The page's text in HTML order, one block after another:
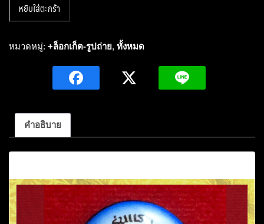
ล็อก
ฉาก
อาจารย์
ถาวร
วโร
หลัง
มี
เกสา
หยิบใส่ตะกร้า
หมวดหมู่: +ล็อกเก็ต-รูปถ่าย, ทั้งหมด
คำอธิบาย